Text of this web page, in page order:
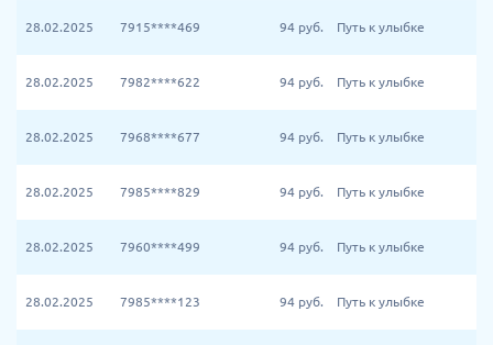
28.02.2025 7915****469 94 руб. Путь к улыбке
28.02.2025 7982****622 94 руб. Путь к улыбке
28.02.2025 7968****677 94 руб. Путь к улыбке
28.02.2025 7985****829 94 руб. Путь к улыбке
28.02.2025 7960****499 94 руб. Путь к улыбке
28.02.2025 7985****123 94 руб. Путь к улыбке